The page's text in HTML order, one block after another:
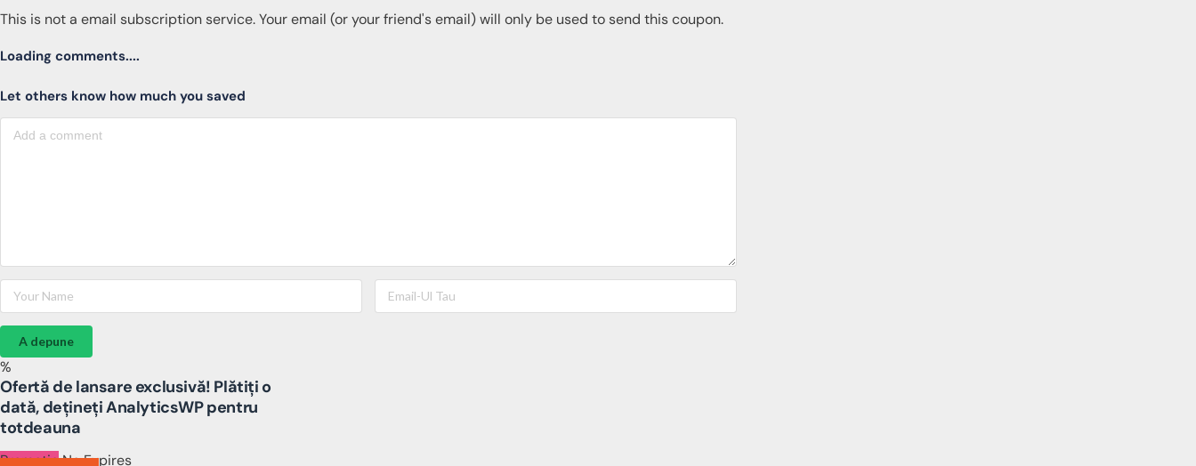
This is not a email subscription service. Your email (or your friend's email) will only be used to send this coupon.
Loading comments....
Let others know how much you saved
A depune
%
Ofertă de lansare exclusivă! Plătiți o
dată, dețineți AnalyticsWP pentru
totdeauna
PromotieNo Expires